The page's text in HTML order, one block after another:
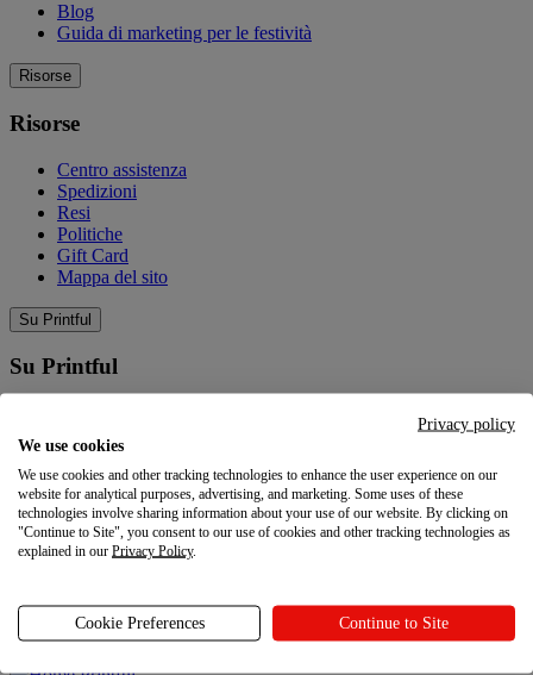
Blog
Guida di marketing per le festività
Risorse
Risorse
Centro assistenza
Spedizioni
Resi
Politiche
Gift Card
Mappa del sito
Su Printful
Su Printful
Sostenibilità e responsabilità sociale
Programma referral
Le tue scelte sulla privacy
Novità
Ultimi aggiornamenti
Privacy policy
We use cookies
We use cookies and other tracking technologies to enhance the user experience on our
website for analytical purposes, advertising, and marketing. Some uses of these
technologies involve sharing information about your use of our website. By clicking on
"Continue to Site", you consent to our use of cookies and other tracking technologies as
explained in our Privacy Policy.
Cookie Preferences Continue to Site